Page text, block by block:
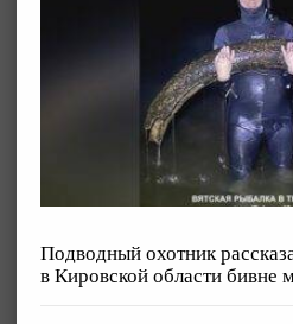
Подводный охотник
в Кировской области бивне